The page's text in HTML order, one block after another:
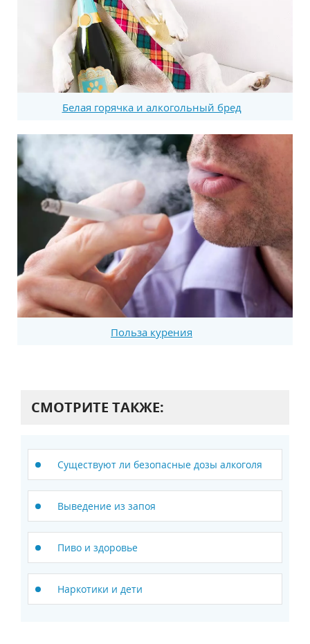
Белая горячка и алкогольный бред
Польза курения
СМОТРИТЕ ТАКЖЕ:
Существуют ли безопасные дозы алкоголя
Выведение из запоя
Пиво и здоровье
Наркотики и дети